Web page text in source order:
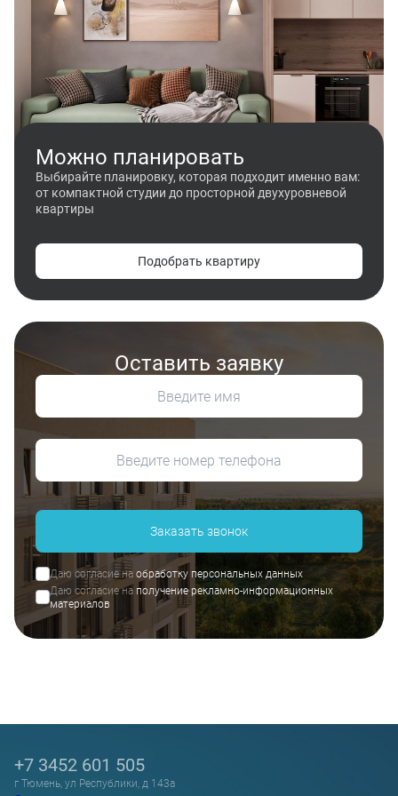
Можно планировать
Выбирайте планировку, которая подходит именно вам:
от компактной студии до просторной двухуровневой
квартиры
Подобрать квартиру
Оставить заявку
Заказать звонок
Даю согласие наобработку персональных данных
Даю согласие на получение рекламно-информационных
материалов
+7 3452 601 505
г Тюмень, ул Республики, д 143а